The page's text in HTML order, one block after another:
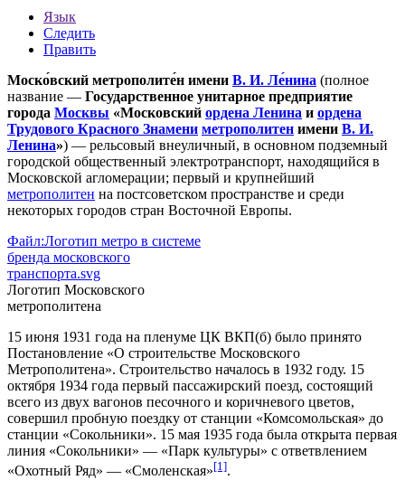
Язык
Следить
Править
Моско́вский метрополите́н имени В. И. Ле́нина (полное
название — Государственное унитарное предприятие
города Москвы «Московский ордена Ленина и ордена
Трудового Красного Знамени метрополитен имени В. И.
Ленина») — рельсовый внеуличный, в основном подземный
городской общественный электротранспорт, находящийся в
Московской агломерации; первый и крупнейший
метрополитен на постсоветском пространстве и среди
некоторых городов стран Восточной Европы.
Файл:Логотип метро в системе
бренда московского
транспорта.svg
Логотип Московского
метрополитена
15 июня 1931 года на пленуме ЦК ВКП(б) было принято
Постановление «О строительстве Московского
Метрополитена». Строительство началось в 1932 году. 15
октября 1934 года первый пассажирский поезд, состоящий
всего из двух вагонов песочного и коричневого цветов,
совершил пробную поездку от станции «Комсомольская» до
станции «Сокольники». 15 мая 1935 года была открыта первая
линия «Сокольники» — «Парк культуры» с ответвлением
«Охотный Ряд» — «Смоленская»[1].